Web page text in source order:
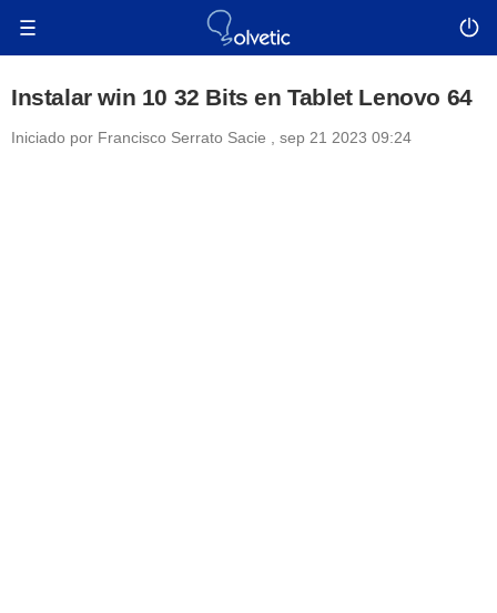
Instalar win 10 32 Bits en Tablet Lenovo 64
Iniciado por Francisco Serrato Sacie sep 21 2023 09:24